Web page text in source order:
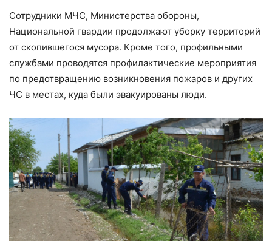
Сотрудники МЧС, Министерства обороны,
Национальной гвардии продолжают уборку территорий
от скопившегося мусора. Кроме того, профильными
службами проводятся профилактические мероприятия
по предотвращению возникновения пожаров и других
ЧС в местах, куда были эвакуированы люди.